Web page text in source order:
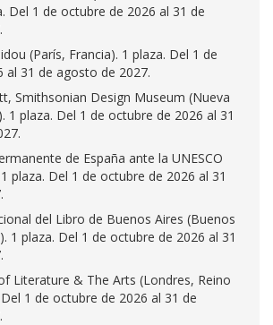
Del 1 de octubre de 2026 al 31 de
(París, Francia). 1 plaza. Del 1 de
al 31 de agosto de 2027.
Smithsonian Design Museum (Nueva
1 plaza. Del 1 de octubre de 2026 al 31
de España ante la UNESCO
plaza. Del 1 de octubre de 2026 al 31
del Libro de Buenos Aires (Buenos
1 plaza. Del 1 de octubre de 2026 al 31
Literature & The Arts (Londres, Reino
1 de octubre de 2026 al 31 de